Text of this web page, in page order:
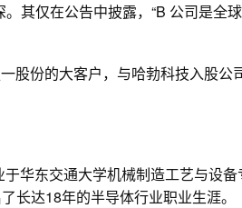
其仅在公告中披露，“B 公司是全
股份的大客户，与哈勃科技入股
华东交通大学机械制造工艺与设
长达18年的半导体行业职业生涯。